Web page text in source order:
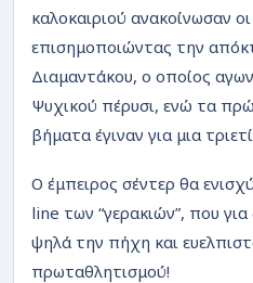
καλοκαιριού ανακοίνωσαν
επισημοποιώντας την
Διαμαντάκου, ο οποίος
Ψυχικού πέρυσι, ενώ τα
βήματα έγιναν για μια
Ο έμπειρος σέντερ θα
line των “γερακιών”, που
ψηλά την πήχη και
πρωταθλητισμού!